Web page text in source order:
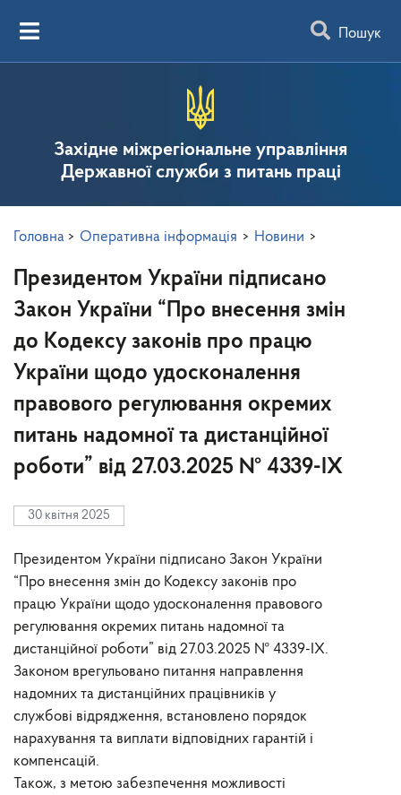
Пошук
Західне міжрегіональне управління
Державної служби з питань праці
Головна > Оперативна інформація > Новини >
Президентом України підписано
Закон України “Про внесення змін
до Кодексу законів про працю
України щодо удосконалення
правового регулювання окремих
питань надомної та дистанційної
роботи” від 27.03.2025 № 4339-ІХ
30 квітня 2025
Президентом України підписано Закон України
“Про внесення змін до Кодексу законів про
працю України щодо удосконалення правового
регулювання окремих питань надомної та
дистанційної роботи” від 27.03.2025 № 4339-ІХ.
Законом врегульовано питання направлення
надомних та дистанційних працівників у
службові відрядження, встановлено порядок
нарахування та виплати відповідних гарантій і
компенсацій.
Також, з метою забезпечення можливості